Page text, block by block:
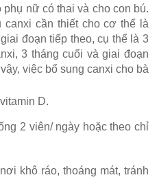
nữ có thai và cho con bú.
canxi cần thiết cho cơ thể là
đoạn tiếp theo, cụ thể là 3
3 tháng cuối và giai đoạn
việc bổ sung canxi cho bà
D.
2 viên/ ngày hoặc theo chỉ
khô ráo, thoáng mát, tránh